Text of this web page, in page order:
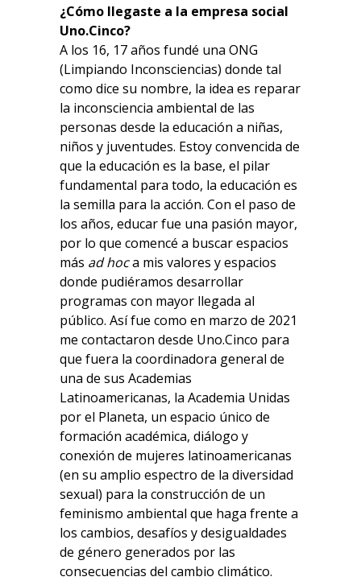
¿Cómo llegaste a la empresa social
Uno.Cinco?
A los 16, 17 años fundé una ONG
(Limpiando Inconsciencias) donde tal
como dice su nombre, la idea es reparar
la inconsciencia ambiental de las
personas desde la educación a niñas,
niños y juventudes. Estoy convencida de
que la educación es la base, el pilar
fundamental para todo, la educación es
la semilla para la acción. Con el paso de
los años, educar fue una pasión mayor,
por lo que comencé a buscar espacios
más ad hoca mis valores y espacios
donde pudiéramos desarrollar
programas con mayor llegada al
público. Así fue como en marzo de 2021
me contactaron desde Uno.Cinco para
que fuera la coordinadora general de
una de sus Academias
Latinoamericanas, la Academia Unidas
por el Planeta, un espacio único de
formación académica, diálogo y
conexión de mujeres latinoamericanas
(en su amplio espectro de la diversidad
sexual) para la construcción de un
feminismo ambiental que haga frente a
los cambios, desafíos y desigualdades
de género generados por las
consecuencias del cambio climático.